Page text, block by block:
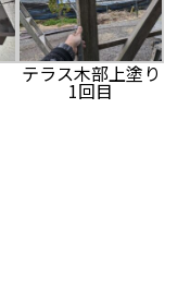
テラス木部上塗り
1回目